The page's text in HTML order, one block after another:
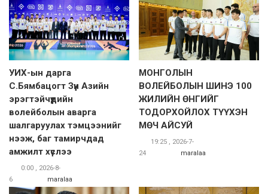
УИХ-ын дарга
С.Бямбацогт Зүүн Азийн
эрэгтэйчүүдийн
волейболын аварга
шалгаруулах тэмцээнийг
нээж, баг тамирчдад
амжилт хүслээ
0:00 , 2026-8-
6
maralaa
МОНГОЛЫН
ВОЛЕЙБОЛЫН ШИНЭ 100
ЖИЛИЙН ӨНГИЙГ
ТОДОРХОЙЛОХ ТҮҮХЭН
МӨЧ АЙСУЙ
19:25 , 2026-7-
24
maralaa